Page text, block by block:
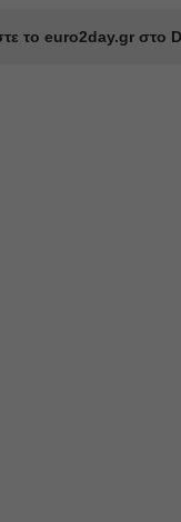
το euro2day.gr στο